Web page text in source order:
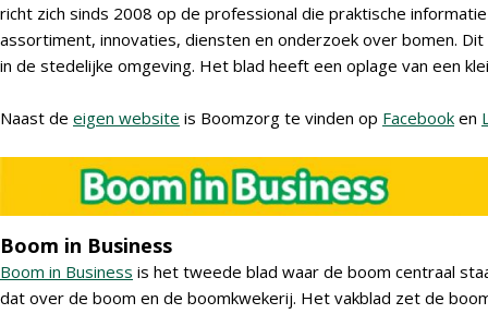
richt zich sinds 2008 op de professional die praktische
assortiment, innovaties, diensten en onderzoek over bomen.
in de stedelijke omgeving. Het blad heeft een oplage van een
Naast de eigen website is Boomzorg te vinden op Facebook en
Boom in Business
Boom in Business is het tweede blad waar de boom centraal
dat over de boom en de boomkwekerij. Het vakblad zet de